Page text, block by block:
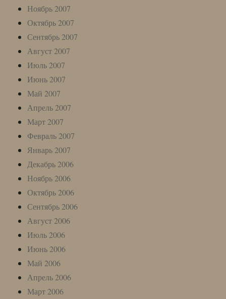
Ноябрь 2007
Октябрь 2007
Сентябрь 2007
Август 2007
Июль 2007
Июнь 2007
Май 2007
Апрель 2007
Март 2007
Февраль 2007
Январь 2007
Декабрь 2006
Ноябрь 2006
Октябрь 2006
Сентябрь 2006
Август 2006
Июль 2006
Июнь 2006
Май 2006
Апрель 2006
Март 2006